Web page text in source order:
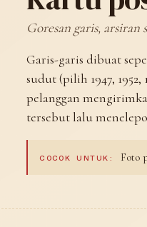
Goresan garis, arsiran
Garis-garis dibuat
sudut (pilih 1947,
pelanggan
tersebut lalu
COCOK UNTUK: Foto